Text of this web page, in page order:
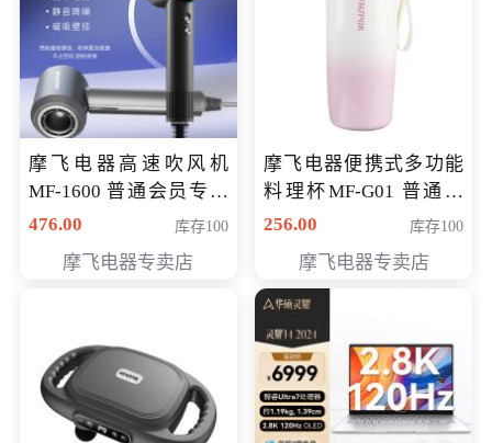
摩飞电器高速吹风机
MF-1600 普通会员专享
价298元
476.00 库存100
摩飞电器专卖店
摩飞电器便携式多功能
料理杯MF-G01 普通会
员专享价格118元
256.00 库存100
摩飞电器专卖店